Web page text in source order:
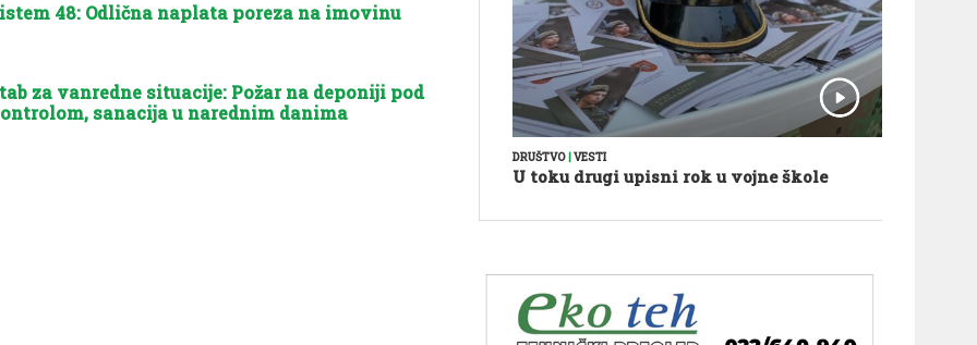
48: Odlična naplata poreza na imovinu
za vanredne situacije: Požar na deponiji pod
sanacija u narednim danima
DRUŠTVO VESTI
U toku drugi upisni rok u vojne škole